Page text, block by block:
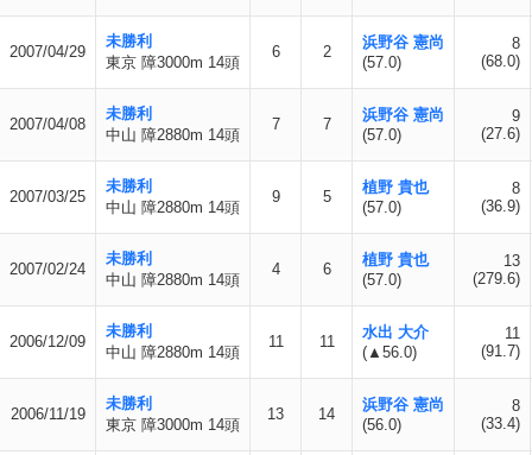
2007/04/29
未勝利
東京 障3000m 14頭
6 2
浜野谷 憲尚
(57.0)
8
(68.0)
2007/04/08
未勝利
中山 障2880m 14頭
7 7
浜野谷 憲尚
(57.0)
9
(27.6)
2007/03/25
未勝利
中山 障2880m 14頭
9 5
植野 貴也
(57.0)
8
(36.9)
2007/02/24
未勝利
中山 障2880m 14頭
4 6
植野 貴也
(57.0)
13
(279.6)
2006/12/09
未勝利
中山 障2880m 14頭
11 11
水出 大介
(▲56.0)
11
(91.7)
2006/11/19
未勝利
東京 障3000m 14頭
13 14
浜野谷 憲尚
(56.0)
8
(33.4)